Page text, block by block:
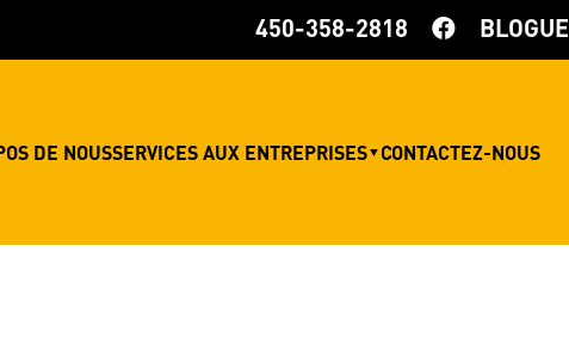
BLOGUE
450-358-2818
DE NOUSSERVICES AUX ENTREPRISES▼ CONTACTEZ-NOUS